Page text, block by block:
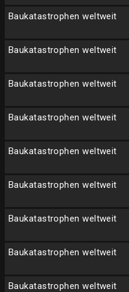
Baukatastrophen weltweit
Baukatastrophen weltweit
Baukatastrophen weltweit
Baukatastrophen weltweit
Baukatastrophen weltweit
Baukatastrophen weltweit
Baukatastrophen weltweit
Baukatastrophen weltweit
Baukatastrophen weltweit